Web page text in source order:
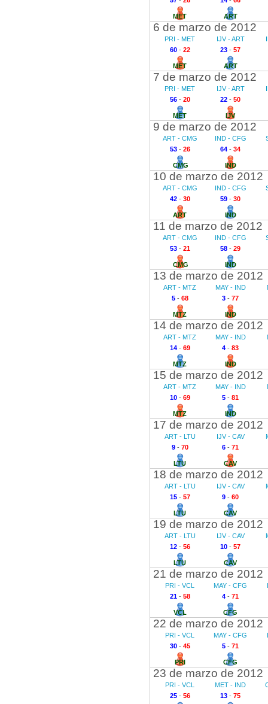
MET ART
6 de marzo de 2012
PRI - MET
60- 22
MET
IJV - ART
23 - 57
ART
7 de marzo de 2012
PRI - MET
56- 20
MET
IJV - ART
22 - 50
IJV
9 de marzo de 2012
ART - CMG
53- 26
CMG
IND - CFG
64 - 34
IND
10 de marzo de 2012
ART - CMG
42- 30
ART
IND - CFG
59 - 30
IND
11 de marzo de 2012
ART - CMG
53- 21
CMG
IND - CFG
58 - 29
IND
13 de marzo de 2012
ART - MTZ
5- 68
MTZ
MAY - IND
3 - 77
IND
14 de marzo de 2012
ART - MTZ
14- 69
MTZ
MAY - IND
4 - 83
IND
15 de marzo de 2012
ART - MTZ
10- 69
MTZ
MAY - IND
5 - 81
IND
17 de marzo de 2012
ART - LTU
9- 70
LTU
IJV - CAV
6 - 71
CAV
18 de marzo de 2012
ART - LTU
15- 57
LTU
IJV - CAV
9 - 60
CAV
19 de marzo de 2012
ART - LTU
12- 56
LTU
IJV - CAV
10 - 57
CAV
21 de marzo de 2012
PRI - VCL
21- 58
VCL
MAY - CFG
4 - 71
CFG
22 de marzo de 2012
PRI - VCL
30- 45
PRI
MAY - CFG
5 - 71
CFG
23 de marzo de 2012
PRI - VCL
25- 56
MET - IND
13 - 75